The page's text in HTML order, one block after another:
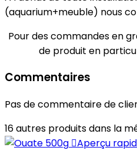
(aquarium+meuble) nous
Pour des commandes en
de produit en
Commentaires
Pas de commentaire de
16 autres produits dans la
Aperçu